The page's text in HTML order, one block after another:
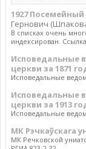
1927
Гернович
В списках очень
индексирован.
Исповедальные
церкви за 1871
Исповедальные
Исповедальные
церкви за 1913
Исповедальные
МК Рэчкаўскага
МК Речковской